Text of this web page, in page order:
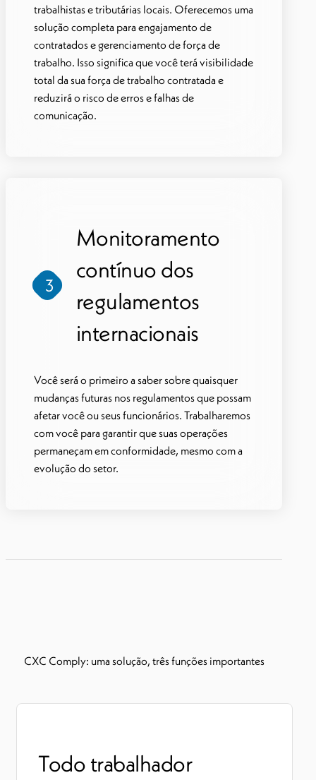
trabalhistas e tributárias locais. Oferecemos uma
solução completa para engajamento de
contratados e gerenciamento de força de
trabalho. Isso significa que você terá visibilidade
total da sua força de trabalho contratada e
reduzirá o risco de erros e falhas de
comunicação.
3
Monitoramento
contínuo dos
regulamentos
internacionais
Você será o primeiro a saber sobre quaisquer
mudanças futuras nos regulamentos que possam
afetar você ou seus funcionários. Trabalharemos
com você para garantir que suas operações
permaneçam em conformidade, mesmo com a
evolução do setor.
CXC Comply: uma solução, três funções importantes
Todo trabalhador